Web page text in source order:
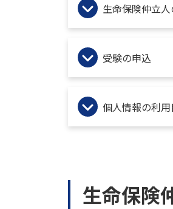
生命保険仲立
受験の申込
個人情報の利
生命保険